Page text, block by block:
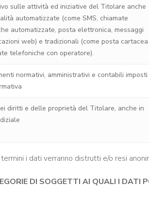
sulle attività ed iniziative del Titolare anche
automatizzate (come SMS, chiamate
automatizzate, posta elettronica, messaggi
web) e tradizionali (come posta cartacea
telefoniche con operatore).
normativi, amministrativi e contabili imposti
diritti e delle proprietà del Titolare, anche in
i dati verranno distrutti e/o resi
DI SOGGETTI AI QUALI I DATI